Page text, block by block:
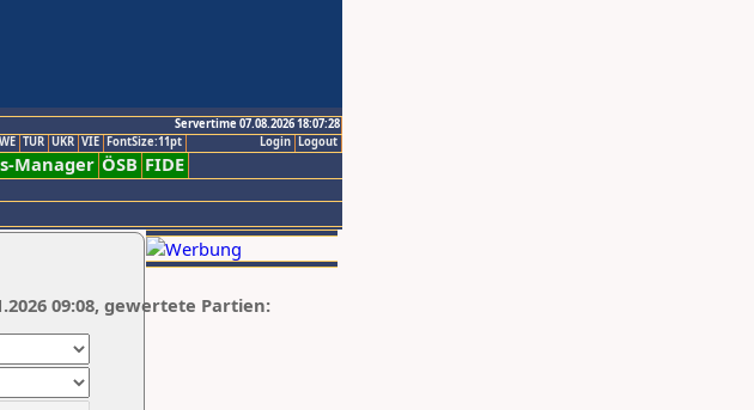
Servertime 07.08.2026 18:07:28
Logout
Login
TUR UKR VIE FontSize:11pt
Manager ÖSB FIDE
09:08, gewertete Partien: